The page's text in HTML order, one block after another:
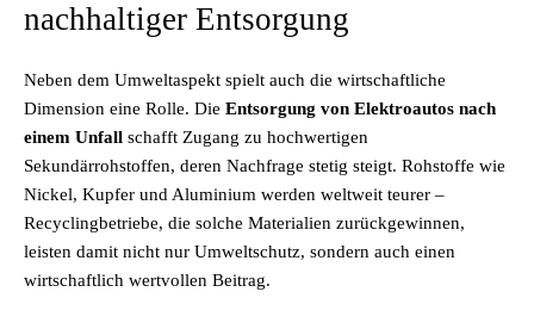
nachhaltiger Entsorgung
Neben dem Umweltaspekt spielt auch die wirtschaftliche
Dimension eine Rolle. Die Entsorgung von Elektroautos nach
einem Unfall schafft Zugang zu hochwertigen
Sekundärrohstoffen, deren Nachfrage stetig steigt. Rohstoffe wie
Nickel, Kupfer und Aluminium werden weltweit teurer –
Recyclingbetriebe, die solche Materialien zurückgewinnen,
leisten damit nicht nur Umweltschutz, sondern auch einen
wirtschaftlich wertvollen Beitrag.